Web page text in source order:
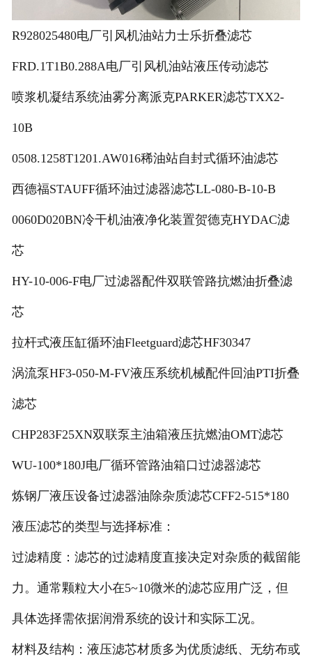
R928025480电厂引风机油站力士乐折叠滤芯
FRD.1T1B0.288A电厂引风机油站液压传动滤芯
喷浆机凝结系统油雾分离派克PARKER滤芯TXX2-
10B
0508.1258T1201.AW016稀油站自封式循环油滤芯
西德福STAUFF循环油过滤器滤芯LL-080-B-10-B
0060D020BN冷干机油液净化装置贺德克HYDAC滤
芯
HY-10-006-F电厂过滤器配件双联管路抗燃油折叠滤
芯
拉杆式液压缸循环油Fleetguard滤芯HF30347
涡流泵HF3-050-M-FV液压系统机械配件回油PTI折叠
滤芯
CHP283F25XN双联泵主油箱液压抗燃油OMT滤芯
WU-100*180J电厂循环管路油箱口过滤器滤芯
炼钢厂液压设备过滤器油除杂质滤芯CFF2-515*180
液压滤芯的类型与选择标准：
过滤精度：滤芯的过滤精度直接决定对杂质的截留能
力。通常颗粒大小在5~10微米的滤芯应用广泛，但
具体选择需依据润滑系统的设计和实际工况。
材料及结构：液压滤芯材质多为优质滤纸、无纺布或